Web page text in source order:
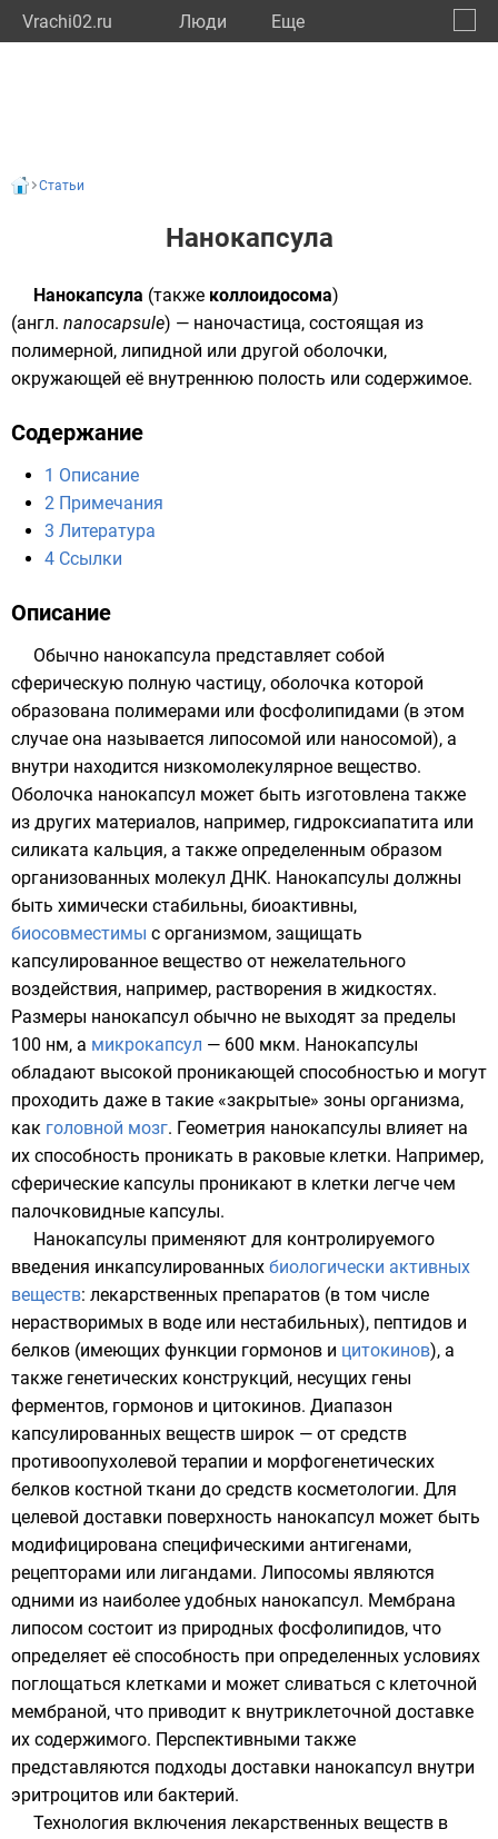
Vrachi02.ru Люди Eще
Статьи
Нанокапсула
Нанокапсула (также коллоидосома)
(англ. nanocapsule) — наночастица, состоящая из
полимерной, липидной или другой оболочки,
окружающей её внутреннюю полость или содержимое.
Содержание
1 Описание
2 Примечания
3 Литература
4 Ссылки
Описание
Обычно нанокапсула представляет собой
сферическую полную частицу, оболочка которой
образована полимерами или фосфолипидами (в этом
случае она называется липосомой или наносомой), а
внутри находится низкомолекулярное вещество.
Оболочка нанокапсул может быть изготовлена также
из других материалов, например, гидроксиапатита или
силиката кальция, а также определенным образом
организованных молекул ДНК. Нанокапсулы должны
быть химически стабильны, биоактивны,
биосовместимы с организмом, защищать
капсулированное вещество от нежелательного
воздействия, например, растворения в жидкостях.
Размеры нанокапсул обычно не выходят за пределы
100 нм, а микрокапсул — 600 мкм. Нанокапсулы
обладают высокой проникающей способностью и могут
проходить даже в такие «закрытые» зоны организма,
как головной мозг. Геометрия нанокапсулы влияет на
их способность проникать в раковые клетки. Например,
сферические капсулы проникают в клетки легче чем
палочковидные капсулы.
Нанокапсулы применяют для контролируемого
введения инкапсулированных биологически активных
веществ: лекарственных препаратов (в том числе
нерастворимых в воде или нестабильных), пептидов и
белков (имеющих функции гормонов и цитокинов), а
также генетических конструкций, несущих гены
ферментов, гормонов и цитокинов. Диапазон
капсулированных веществ широк — от средств
противоопухолевой терапии и морфогенетических
белков костной ткани до средств косметологии. Для
целевой доставки поверхность нанокапсул может быть
модифицирована специфическими антигенами,
рецепторами или лигандами. Липосомы являются
одними из наиболее удобных нанокапсул. Мембрана
липосом состоит из природных фосфолипидов, что
определяет её способность при определенных условиях
поглощаться клетками и может сливаться с клеточной
мембраной, что приводит к внутриклеточной доставке
их содержимого. Перспективными также
представляются подходы доставки нанокапсул внутри
эритроцитов или бактерий.
Технология включения лекарственных веществ в